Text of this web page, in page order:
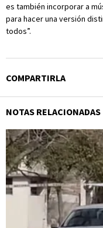
es también incorporar a
para hacer una versión
todos”.
COMPARTIRLA
NOTAS RELACIONADAS